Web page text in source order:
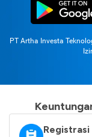
PT Artha Investa
Registrasi